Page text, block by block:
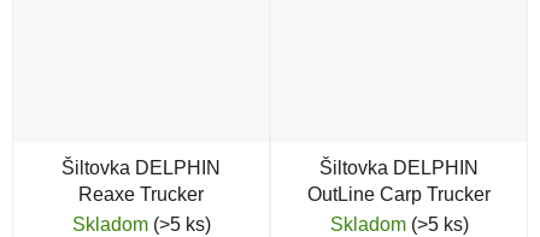
Šiltovka DELPHIN
Reaxe Trucker
Skladom (>5 ks)
Šiltovka DELPHIN
OutLine Carp Trucker
Skladom (>5 ks)